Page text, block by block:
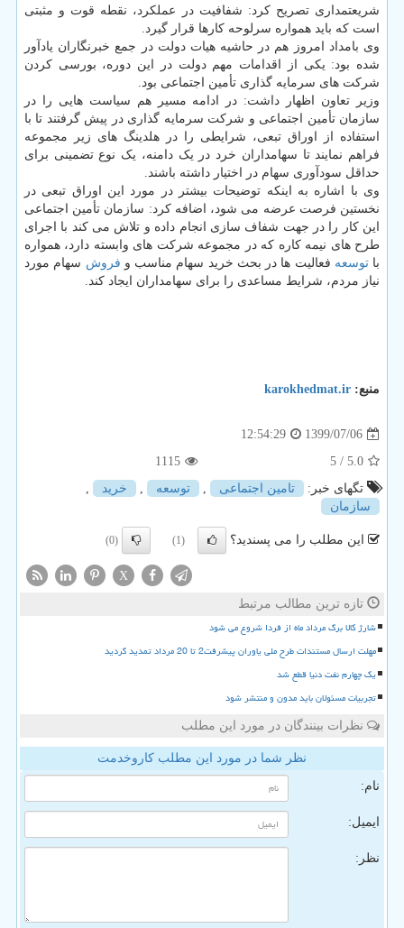
شریعتمداری تصریح کرد: شفافیت در عملکرد، نقطه قوت و مثبتی
است که باید همواره سرلوحه کارها قرار گیرد.
وی بامداد امروز هم در حاشیه هیات دولت در جمع خبرنگاران یادآور
شده بود: یکی از اقدامات مهم دولت در این دوره، بورسی کردن
شرکت های سرمایه گذاری تأمین اجتماعی بود.
وزیر تعاون اظهار داشت: در ادامه مسیر هم سیاست هایی را در
سازمان تأمین اجتماعی و شرکت سرمایه گذاری در پیش گرفتند تا با
استفاده از اوراق تبعی، شرایطی را در هلدینگ های زیر مجموعه
فراهم نمایند تا سهامداران خرد در یک دامنه، یک نوع تضمینی برای
حداقل سودآوری سهام در اختیار داشته باشند.
وی با اشاره به اینکه توضیحات بیشتر در مورد این اوراق تبعی در
نخستین فرصت عرضه می شود، اضافه کرد: سازمان تأمین اجتماعی
این کار را در جهت شفاف سازی انجام داده و تلاش می کند با اجرای
طرح های نیمه کاره که در مجموعه شرکت های وابسته دارد، همواره
باتوسعه فعالیت ها در بحث خرید سهام مناسب و فروش سهام مورد
نیاز مردم، شرایط مساعدی را برای سهامداران ایجاد کند.
منبع: karokhedmat.ir
1399/07/06
12:54:29
5.0
/ 5
1115
تگهای خبر:
تامین اجتماعی , توسعه , خرید
,
سازمان
این مطلب را می پسندید؟ (1)
(0)
X
تازه ترین مطالب مرتبط
شارژ کالا برگ مرداد ماه از فردا شروع می شود
مهلت ارسال مستندات طرح ملی یاوران پیشرفت2 تا 20 مرداد تمدید گردید
یک چهارم نفت دنیا قطع شد
تجربیات مسئولان باید مدون و منتشر شود
نظرات بینندگان در مورد این مطلب
نظر شما در مورد این مطلب کاروخدمت
نام:
ایمیل:
نظر: